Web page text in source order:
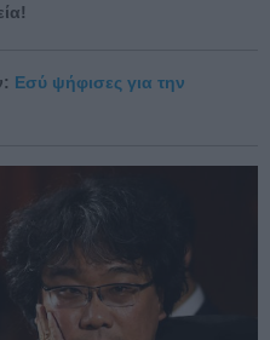
Εσύ ψήφισες για την